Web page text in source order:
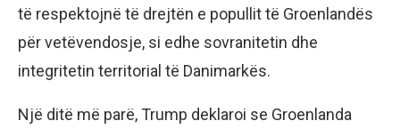
të respektojnë të drejtën e popullit të Groenlandës
për vetëvendosje, si edhe sovranitetin dhe
integritetin territorial të Danimarkës.
Një ditë më parë, Trump deklaroi se Groenlanda